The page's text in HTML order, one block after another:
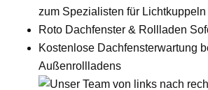
zum Spezialisten für
Roto Dachfenster & Rollladen
Kostenlose Dachfensterwartung
Außenrollladens